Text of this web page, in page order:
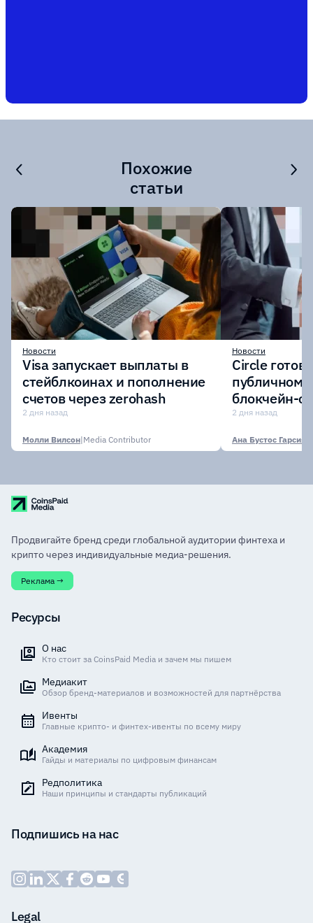
Похожие
статьи
Новости
Visa запускает выплаты в
стейблкоинах и пополнение
счетов через zerohash
2 дня назад
Молли Вилсон|Media Contributor
Новости
Circle
публичному
блокчейн-
участии
2 дня назад
Ана Бустос Гарсия
Продвигайте бренд среди глобальной аудитории финтеха и
крипто через индивидуальные медиа-решения.
Реклама →
Ресурсы
О нас
Кто стоит за CoinsPaid Media и зачем мы пишем
Медиакит
Обзор бренд-материалов и возможностей для партнёрства
Ивенты
Главные крипто- и финтех-ивенты по всему миру
Академия
Гайды и материалы по цифровым финансам
Редполитика
Наши принципы и стандарты публикаций
Подпишись на нас
Legal